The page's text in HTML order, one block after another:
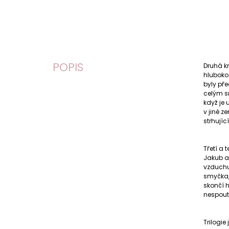
POPIS Druhá
byly
celým
když je
v jiné
strhující
Třetí a
Jakub
skončí
Trilogie